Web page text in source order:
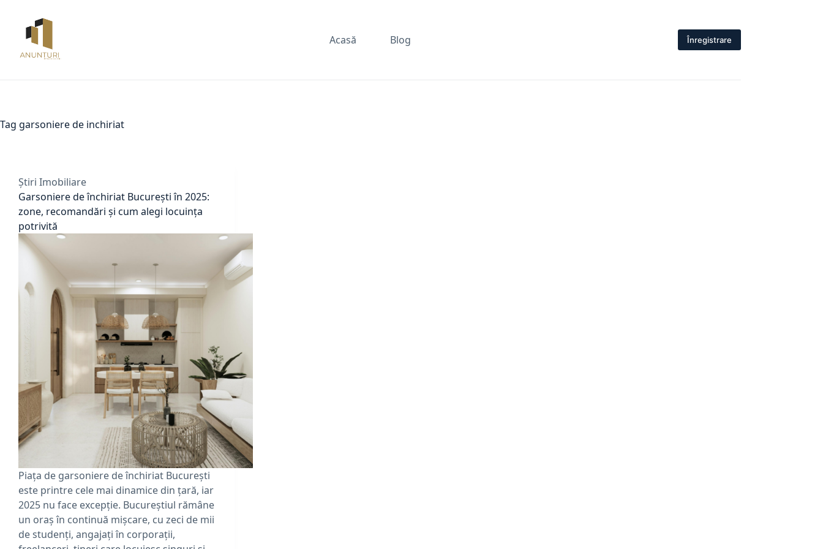
content
Acasă Blog Înregistrare
Tag garsoniere de inchiriat
Știri Imobiliare
Garsoniere de închiriat București în 2025:
zone, recomandări și cum alegi locuința
potrivită
Piața de garsoniere de închiriat București
este printre cele mai dinamice din țară, iar
2025 nu face excepție. Bucureștiul rămâne
un oraș în continuă mișcare, cu zeci de mii
de studenți, angajați în corporații,